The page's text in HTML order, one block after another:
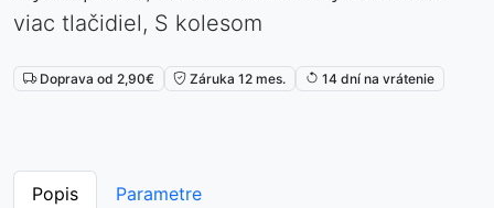
viac tlačidiel, S kolesom
Doprava od 2,90€ Záruka 12 mes. 14 dní na vrátenie
Popis Parametre